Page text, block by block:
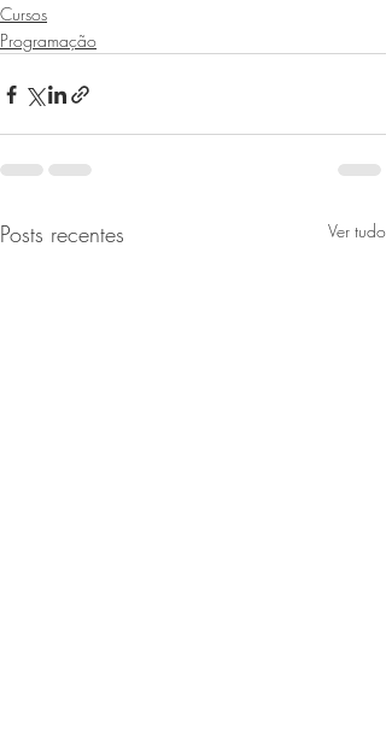
Cursos
Programação
Posts recentes Ver tudo